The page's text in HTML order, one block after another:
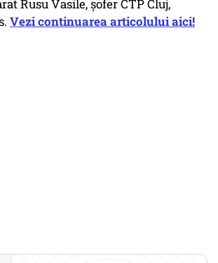
Rusu Vasile, șofer CTP Cluj,
Vezi continuarea articolului aici!